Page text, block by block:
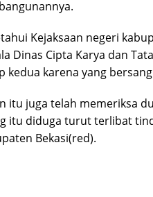
Kejaksaan negeri
Dinas Cipta Karya dan
kedua karena yang
itu juga telah memeriksa
itu diduga turut terlibat
Bekasi(red).